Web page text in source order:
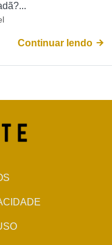
Continuar lendo